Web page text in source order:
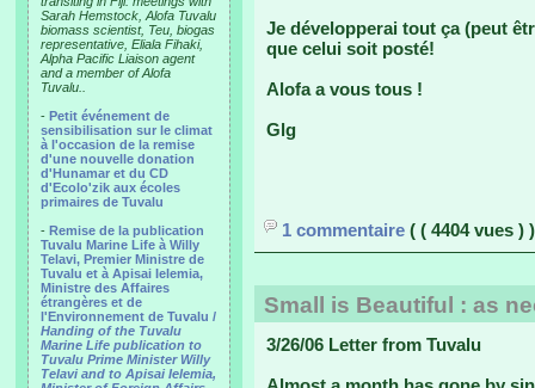
Sarah Hemstock, Alofa Tuvalu
biomass scientist, Teu, biogas
representative, Eliala Fihaki,
Alpha Pacific Liaison agent
and a member of Alofa
Tuvalu..
- Petit événement de
sensibilisation sur le climat
à l'occasion de la remise
d'une nouvelle donation
d'Hunamar et du CD
d'Ecolo'zik aux écoles
primaires de Tuvalu
- Remise de la publication
Tuvalu Marine Life à Willy
Telavi, Premier Ministre de
Tuvalu et à Apisai Ielemia,
Ministre des Affaires
étrangères et de
l'Environnement de Tuvalu /
Handing of the Tuvalu
Marine Life publication to
Tuvalu Prime Minister Willy
Telavi and to Apisai Ielemia,
Je développerai tout ça (peut
que celui soit posté!
Alofa a vous tous !
Glg
1 commentaire ( ( 4404 vues ) )
Small is Beautiful : as
3/26/06 Letter from Tuvalu